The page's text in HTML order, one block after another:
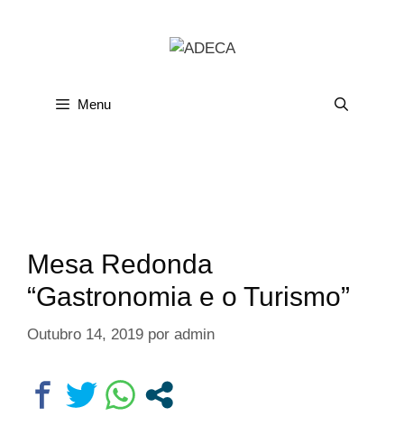
Menu
Mesa Redonda
“Gastronomia e o Turismo”
Outubro 14, 2019 por admin